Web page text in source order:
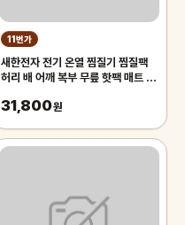
11번가
새한전자 전기 온열 찜질기 찜질팩
허리 배 어깨 복부 무릎 핫팩 매트 황
31,800원